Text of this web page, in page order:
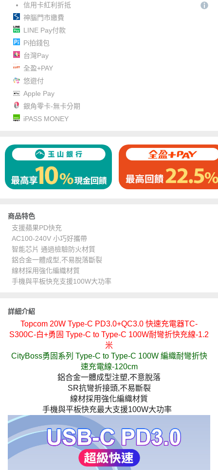
信用卡紅利折抵
神腦門市繳費
LINE Pay付款
Pi拍錢包
台灣Pay
全盈+PAY
悠遊付
Apple Pay
銀角零卡-無卡分期
iPASS MONEY
商品特色
支援蘋果PD快充
AC100-240V 小巧好攜帶
智能芯片 通過檢驗防火材質
鋁合金一體成型,不易脫落斷裂
線材採用強化編織材質
手機與平板快充支援100W大功率
詳細介紹
Topcom 20W Type-C PD3.0+QC3.0 快速充電器TC-
S300C-白+勇固 Type-C to Type-C 100W耐彎折快充線-1.2
米
CityBoss勇固系列 Type-C to Type-C 100W 編織耐彎折快
速充電線-120cm
鋁合金一體成型注塑,不意脫落
SR抗彎折接頭,不易斷裂
線材採用強化編織材質
手機與平板快充最大支援100W大功率